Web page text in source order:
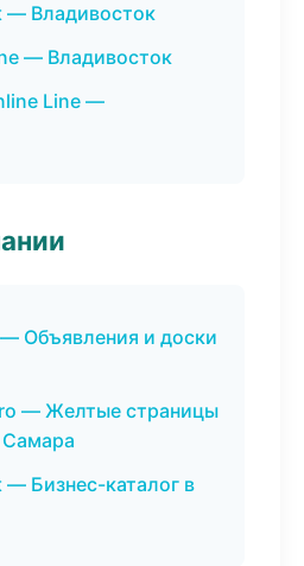
— Владивосток
— Владивосток
Line —
Объявления и доски
— Желтые страницы
Самара
— Бизнес-каталог в